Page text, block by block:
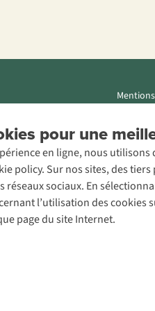
pour une
en ligne, nous
policy. Sur nos sites, des
réseaux sociaux. En
l’utilisation des
page du site Internet.